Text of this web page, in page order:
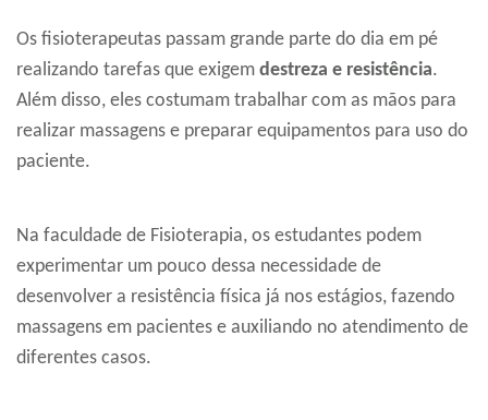
Os fisioterapeutas passam grande parte do dia em pé
realizando tarefas que exigem destreza e resistência.
Além disso, eles costumam trabalhar com as mãos para
realizar massagens e preparar equipamentos para uso do
paciente.
Na faculdade de Fisioterapia, os estudantes podem
experimentar um pouco dessa necessidade de
desenvolver a resistência física já nos estágios, fazendo
massagens em pacientes e auxiliando no atendimento de
diferentes casos.